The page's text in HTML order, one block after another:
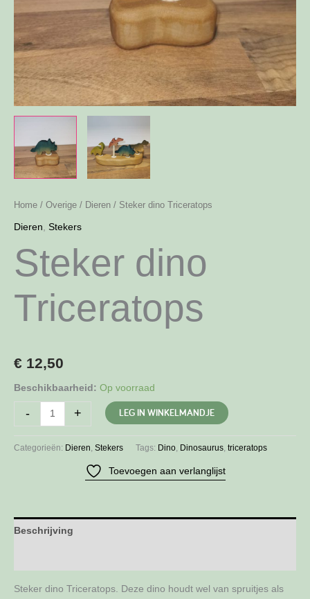
Home / Overige / Dieren / Steker dino Triceratops
Dieren Stekers
Steker dino
Triceratops
€ 12,50
Beschikbaarheid: Op voorraad
-
Triceratops
+ LEG IN WINKELMANDJE
Categorieën: Dieren, Stekers Tags: Dino, Dinosaurus, triceratops
Toevoegen aan verlanglijst
Beschrijving
Steker dino Triceratops. Deze dino houdt wel van spruitjes als